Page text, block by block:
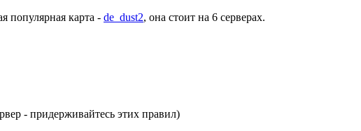
популярная карта - de_dust2, она стоит на 6 серверах.
- придерживайтесь этих правил)